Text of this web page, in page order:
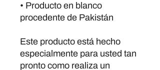
• Producto en blanco
procedente de Pakistán
Este producto está hecho
especialmente para usted tan
pronto como realiza un